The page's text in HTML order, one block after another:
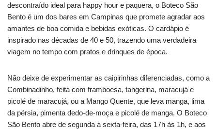
descontraído ideal para happy hour e paquera, o Boteco São
Bento é um dos bares em Campinas que promete agradar aos
amantes de boa comida e bebidas exóticas. O cardápio é
inspirado nas décadas de 40 e 50, trazendo uma verdadeira
viagem no tempo com pratos e drinques de época.
Não deixe de experimentar as caipirinhas diferenciadas, como a
Combinadinho, feita com framboesa, tangerina, maracujá e
picolé de maracujá, ou a Mango Quente, que leva manga, lima
da pérsia, pimenta dedo-de-moça e picolé de manga. O Boteco
São Bento abre de segunda a sexta-feira, das 17h às 1h, e aos